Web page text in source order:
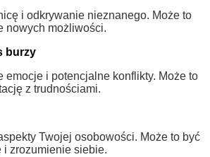
i odkrywanie nieznanego. Może to
nowych możliwości.
burzy
emocje i potencjalne konflikty. Może to
z trudnościami.
Twojej osobowości. Może to być
i zrozumienie siebie.